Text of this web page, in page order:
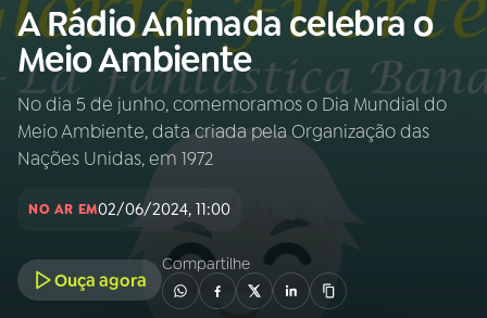
Buscar
na
Rádio
MEC
Buscar
Início AO VIVO
01INÍCIO
02A RÁDIO
A Rádio Animada celebra o
Meio Ambiente
No dia 5 de junho, comemoramos o Dia Mundial do
Meio Ambiente, data criada pela Organização das
Nações Unidas, em 1972
NO AR EM02/06/2024, 11:00
Ouça agora
Compartilhe